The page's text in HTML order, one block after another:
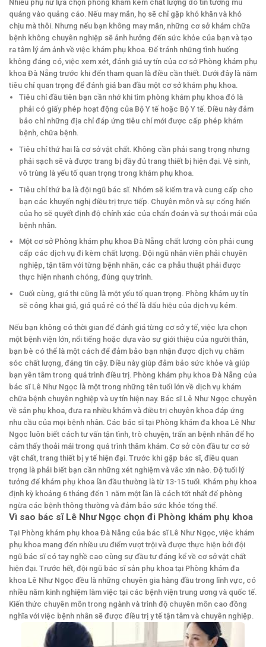
Nhiều phụ nữ lựa chọn phòng khám kém chất lượng do tin tưởng mù
quáng vào quảng cáo. Nếu may mắn, họ sẽ chỉ gặp khó khăn và khó
chịu mà thôi. Nhưng nếu bạn không may mắn, những cơ sở khám chữa
bệnh không chuyên nghiệp sẽ ảnh hưởng đến sức khỏe của bạn và tạo
ra tâm lý ám ảnh về việc khám phụ khoa. Để tránh những tình huống
không đáng có, việc xem xét, đánh giá uy tín của cơ sở Phòng khám phụ
khoa Đà Nẵng trước khi đến tham quan là điều cần thiết. Dưới đây là năm
tiêu chí quan trọng để đánh giá ban đầu một cơ sở khám phụ khoa.
Tiêu chí đầu tiên bạn cần nhớ khi tìm phòng khám phụ khoa đó là
phải có giấy phép hoạt động của Bộ Y tế hoặc Bộ Y tế. Điều này đảm
bảo chỉ những địa chỉ đáp ứng tiêu chí mới được cấp phép khám
bệnh, chữa bệnh.
Tiêu chí thứ hai là cơ sở vật chất. Không cần phải sang trọng nhưng
phải sạch sẽ và được trang bị đầy đủ trang thiết bị hiện đại. Vệ sinh,
vô trùng là yếu tố quan trọng trong khám phụ khoa.
Tiêu chí thứ ba là đội ngũ bác sĩ. Nhóm sẽ kiểm tra và cung cấp cho
bạn các khuyến nghị điều trị trực tiếp. Chuyên môn và sự cống hiến
của họ sẽ quyết định độ chính xác của chẩn đoán và sự thoải mái của
bệnh nhân.
Một cơ sở Phòng khám phụ khoa Đà Nẵng chất lượng còn phải cung
cấp các dịch vụ đi kèm chất lượng. Đội ngũ nhân viên phải chuyên
nghiệp, tận tâm với từng bệnh nhân, các ca phẫu thuật phải được
thực hiện nhanh chóng, đúng quy trình.
Cuối cùng, giá thi cũng là một yếu tố quan trọng. Phòng khám uy tín
sẽ công khai giá, giá quá rẻ có thể là dấu hiệu của dịch vụ kém.
Nếu bạn không có thời gian để đánh giá từng cơ sở y tế, việc lựa chọn
một bệnh viện lớn, nổi tiếng hoặc dựa vào sự giới thiệu của người thân,
bạn bè có thể là một cách để đảm bảo bạn nhận được dịch vụ chăm
sóc chất lượng, đáng tin cậy. Điều này giúp đảm bảo sức khỏe và giúp
bạn yên tâm trong quá trình điều trị. Phòng khám phụ khoa Đà Nẵng của
bác sĩ Lê Như Ngọc là một trong những tên tuổi lớn về dịch vụ khám
chữa bệnh chuyên nghiệp và uy tín hiện nay. Bác sĩ Lê Như Ngọc chuyên
về sản phụ khoa, đưa ra nhiều khám và điều trị chuyên khoa đáp ứng
nhu cầu của mọi bệnh nhân. Các bác sĩ tại Phòng khám đa khoa Lê Như
Ngọc luôn biết cách tư vấn tận tình, trò chuyện, trấn an bệnh nhân để họ
cảm thấy thoải mái trong quá trình thăm khám. Cơ sở còn đầu tư cơ sở
vật chất, trang thiết bị y tế hiện đại. Trước khi gặp bác sĩ, điều quan
trọng là phải biết bạn cần những xét nghiệm và vắc xin nào. Độ tuổi lý
tưởng để khám phụ khoa lần đầu thường là từ 13-15 tuổi. Khám phụ khoa
định kỳ khoảng 6 tháng đến 1 năm một lần là cách tốt nhất để phòng
ngừa các bệnh thông thường và đảm bảo sức khỏe tổng thể.
Vì sao bác sĩ Lê Như Ngọc chọn đi Phòng khám phụ khoa
Tại Phòng khám phụ khoa Đà Nẵng của bác sĩ Lê Như Ngọc, việc khám
phụ khoa mang đến nhiều ưu điểm vượt trội và được thực hiện bởi đội
ngũ bác sĩ có tay nghề cao cùng sự đầu tư đáng kể về cơ sở vật chất
hiện đại. Trước hết, đội ngũ bác sĩ sản phụ khoa tại Phòng khám đa
khoa Lê Như Ngọc đều là những chuyên gia hàng đầu trong lĩnh vực, có
nhiều năm kinh nghiệm làm việc tại các bệnh viện trung ương và quốc tế.
Kiến thức chuyên môn trong ngành và trình độ chuyên môn cao đồng
nghĩa với việc bệnh nhân sẽ được điều trị y tế tận tâm và chuyên nghiệp.